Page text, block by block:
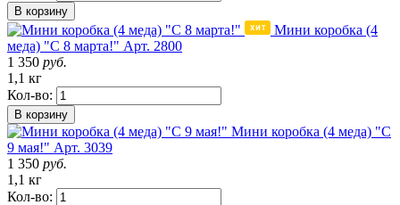
В корзину
Мини коробка (4
меда) "С 8 марта!" Арт. 2800
1 350 руб.
1,1 кг
Кол-во:
В корзину
Мини коробка (4 меда) "С
9 мая!" Арт. 3039
1 350 руб.
1,1 кг
Кол-во: